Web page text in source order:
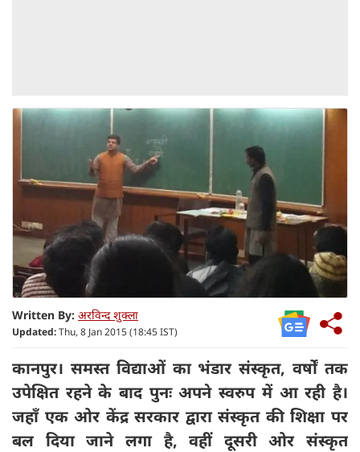
Written By: अरविन्द शुक्ला
Updated:Thu, 8 Jan 2015 (18:45 IST)
कानपुर। समस्त विद्याओं का भंडार संस्कृत, वर्षों तक
उपेक्षित रहने के बाद पुनः अपने स्वरुप में आ रही है।
जहाँ एक ओर केंद्र सरकार द्वारा संस्कृत की शिक्षा पर
बल दिया जाने लगा है, वहीं दूसरी ओर संस्कृत